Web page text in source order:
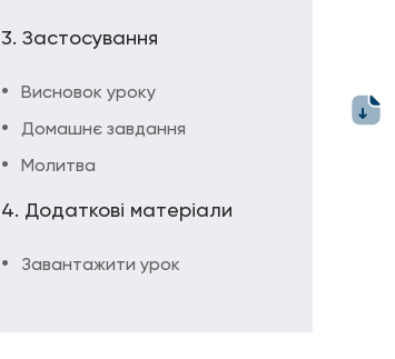
Застосування
Висновок уроку
Домашнє завдання
Молитва
Додаткові матеріали
Завантажити урок